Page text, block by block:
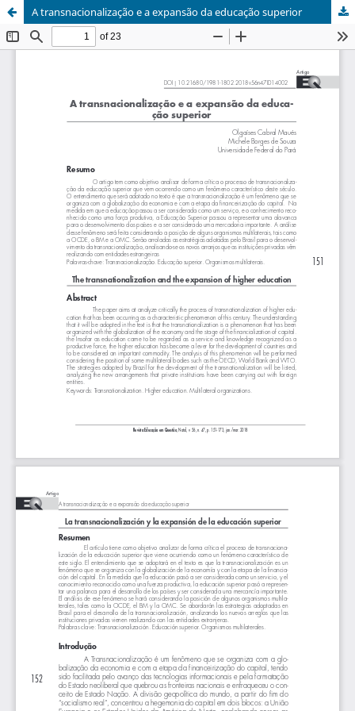
A transnacionalização e a expansão da educação superior